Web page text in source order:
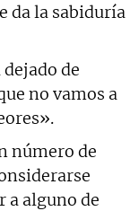
da la sabiduría
de
no vamos a
número de
a alguno de